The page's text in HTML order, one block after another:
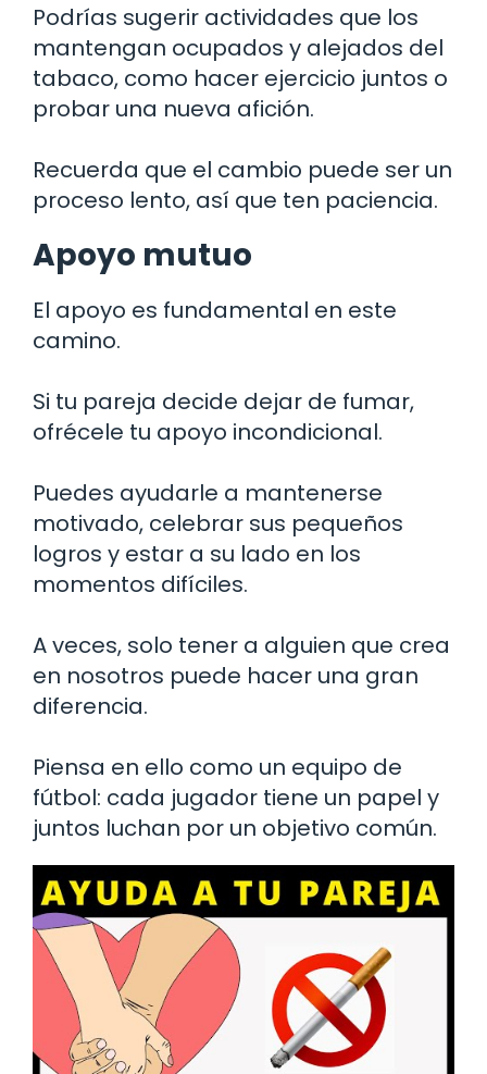
Podrías sugerir actividades que los
mantengan ocupados y alejados del
tabaco, como hacer ejercicio juntos o
probar una nueva afición.
Recuerda que el cambio puede ser un
proceso lento, así que ten paciencia.
Apoyo mutuo
El apoyo es fundamental en este
camino.
Si tu pareja decide dejar de fumar,
ofrécele tu apoyo incondicional.
Puedes ayudarle a mantenerse
motivado, celebrar sus pequeños
logros y estar a su lado en los
momentos difíciles.
A veces, solo tener a alguien que crea
en nosotros puede hacer una gran
diferencia.
Piensa en ello como un equipo de
fútbol: cada jugador tiene un papel y
juntos luchan por un objetivo común.